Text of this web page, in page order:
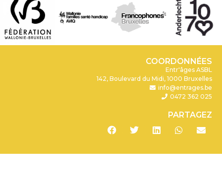
COORDONNÉES
Entr'âges ASBL
142, Boulevard du Midi, 1000 Bruxelles
info@entrages.be
0472 362 025
PARTAGEZ